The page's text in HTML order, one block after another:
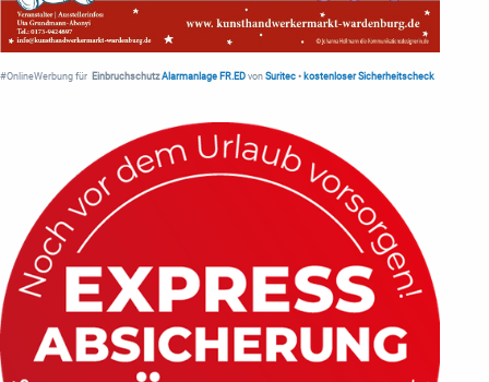
#OnlineWerbung für Einbruchschutz Alarmanlage FR.ED von Suritec • kostenloser Sicherheitscheck